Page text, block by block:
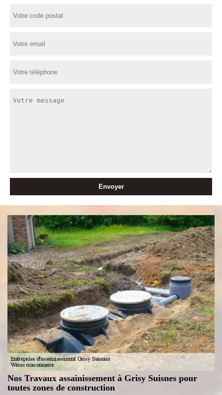
Nos Travaux assainissement à Grisy Suisnes pour
toutes zones de construction